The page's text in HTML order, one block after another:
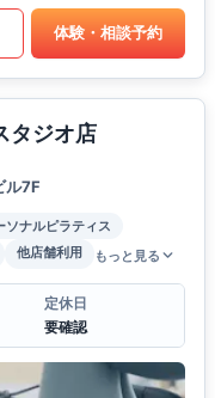
体験・相談予約
タジオ店
ル7F
ソナルピラティス
他店舗利用 もっと見る
定休日
要確認